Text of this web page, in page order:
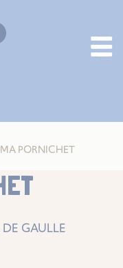
PORNICHET
GAULLE